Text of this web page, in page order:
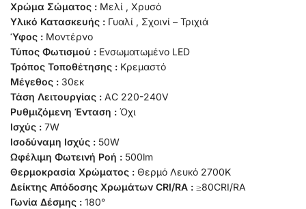
Χρώμα Σώματος : Μελί , Χρυσό
Υλικό Κατασκευής : Γυαλί , Σχοινί – Τριχιά
Ύφος : Μοντέρνο
Τύπος Φωτισμού : Ενσωματωμένο LED
Τρόπος Τοποθέτησης : Κρεμαστό
Μέγεθος : 30εκ
Τάση Λειτουργίας : AC 220-240V
Ρυθμιζόμενη Ένταση : Όχι
Ισχύς : 7W
Ισοδύναμη Ισχύς : 50W
Ωφέλιμη Φωτεινή Ροή : 500lm
Θερμοκρασία Χρώματος : Θερμό Λευκό 2700K
Δείκτης Απόδοσης Χρωμάτων CRI/RA : ≥80CRI/RA
Γωνία Δέσμης : 180°